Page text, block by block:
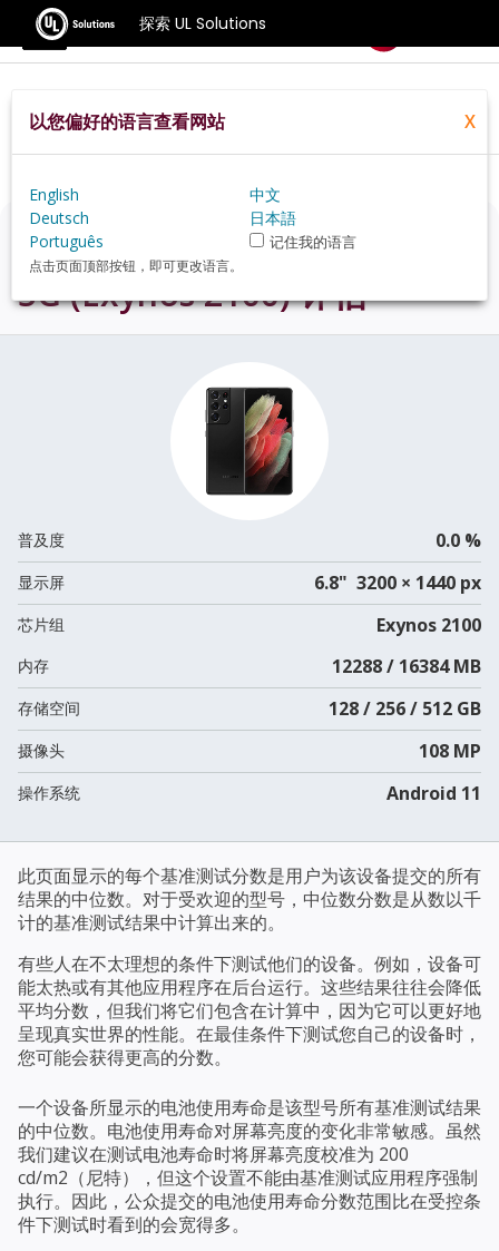
探索 UL Solutions
基准测试
Home Zh Hans Hardware
Samsung+Galaxy+S21+Ultra+5G+(Exynos+2100)+review
Samsung Galaxy S21 Ultra
5G (Exynos 2100)评估
普及度 0.0 %
显示屏 6.8" 3200 × 1440 px
芯片组 Exynos 2100
内存 12288 / 16384 MB
存储空间 128 / 256 / 512 GB
摄像头 108 MP
操作系统 Android 11
此页面显示的每个基准测试分数是用户为该设备提交的所有
结果的中位数。对于受欢迎的型号，中位数分数是从数以千
计的基准测试结果中计算出来的。
有些人在不太理想的条件下测试他们的设备。例如，设备可
能太热或有其他应用程序在后台运行。这些结果往往会降低
平均分数，但我们将它们包含在计算中，因为它可以更好地
呈现真实世界的性能。在最佳条件下测试您自己的设备时，
您可能会获得更高的分数。
一个设备所显示的电池使用寿命是该型号所有基准测试结果
的中位数。电池使用寿命对屏幕亮度的变化非常敏感。虽然
我们建议在测试电池寿命时将屏幕亮度校准为 200
cd/m2（尼特），但这个设置不能由基准测试应用程序强制
执行。因此，公众提交的电池使用寿命分数范围比在受控条
件下测试时看到的会宽得多。
以您偏好的语言查看网站 X
English
中文
Deutsch
日本語
Português
记住我的语言
点击页面顶部按钮，即可更改语言。